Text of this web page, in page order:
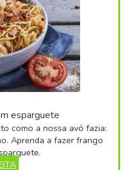
esparguete
como a nossa avó fazia:
Aprenda a fazer frango